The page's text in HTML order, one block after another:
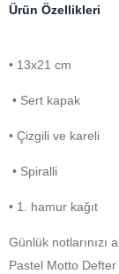
Ürün Özellikleri
• 13x21 cm
• Sert kapak
• Çizgili ve kareli
• Spiralli
• 1. hamur kağıt
Günlük notlarınızı
Pastel Motto